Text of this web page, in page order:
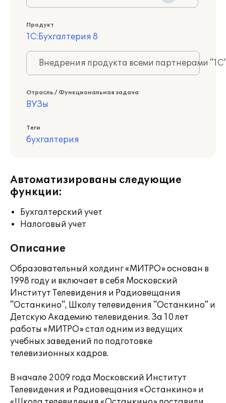
Продукт
1С:Бухгалтерия 8
Внедрения продукта всеми партнерами
Отрасль / Функциональная задача
ВУЗы
Теги
бухгалтерия
Автоматизированы следующие
функции:
Бухгалтерский учет
Налоговый учет
Описание
Образовательный холдинг «МИТРО» основан в
1998 году и включает в себя Московский
Институт Телевидения и Радиовещания
"Останкино", Школу телевидения "Останкино" и
Детскую Академию телевидения. За 10 лет
работы «МИТРО» стал одним из ведущих
учебных заведений по подготовке
телевизионных кадров.
В начале 2009 года Московский Институт
Телевидения и Радиовещания «Останкино» и